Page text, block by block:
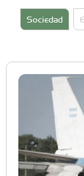
Sociedad